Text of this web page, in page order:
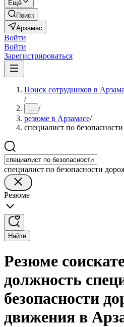
Ещё
Поиск
Арзамас
Войти
Войти
Зарегистрироваться
Поиск сотрудников в
/
... /
резюме в Арзамасе/
специалист по
специалист по безопасности
Резюме
Найти
Резюме
должность
безопасности
движения в